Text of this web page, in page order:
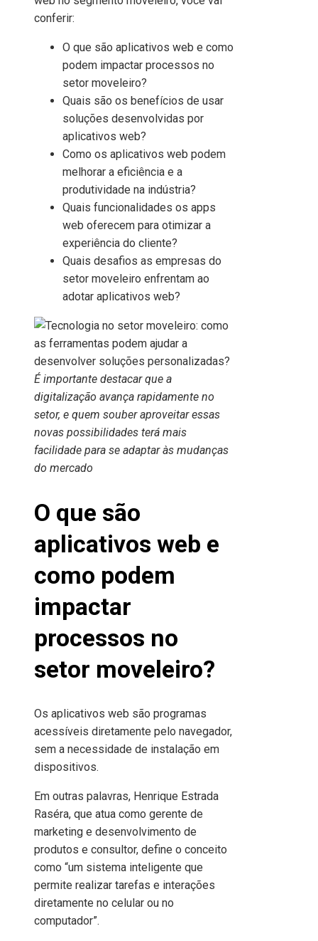
conferir:
O que são aplicativos web e como
podem impactar processos no
setor moveleiro?
Quais são os benefícios de usar
soluções desenvolvidas por
aplicativos web?
Como os aplicativos web podem
melhorar a eficiência e a
produtividade na indústria?
Quais funcionalidades os apps
web oferecem para otimizar a
experiência do cliente?
Quais desafios as empresas do
setor moveleiro enfrentam ao
adotar aplicativos web?
É importante destacar que a
digitalização avança rapidamente no
setor, e quem souber aproveitar essas
novas possibilidades terá mais
facilidade para se adaptar às mudanças
do mercado
O que são
aplicativos web e
como podem
impactar
processos no
setor moveleiro?
Os aplicativos web são programas
acessíveis diretamente pelo navegador,
sem a necessidade de instalação em
dispositivos.
Em outras palavras, Henrique Estrada
Raséra, que atua como gerente de
marketing e desenvolvimento de
produtos e consultor, define o conceito
como “um sistema inteligente que
permite realizar tarefas e interações
diretamente no celular ou no
computador”.